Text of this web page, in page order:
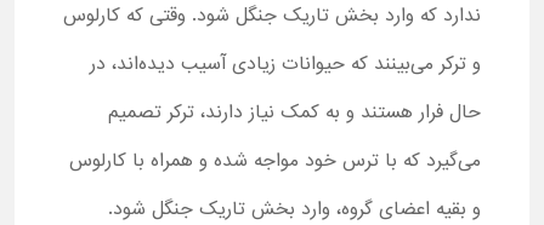
ندارد که وارد بخش تاریک جنگل شود. وقتی که کارلوس
و ترکر می‌بینند که حیوانات زیادی آسیب دیده‌اند، در
حال فرار هستند و به کمک نیاز دارند، ترکر تصمیم
می‌گیرد که با ترس خود مواجه شده و همراه با کارلوس
و بقیه اعضای گروه، وارد بخش تاریک جنگل شود.